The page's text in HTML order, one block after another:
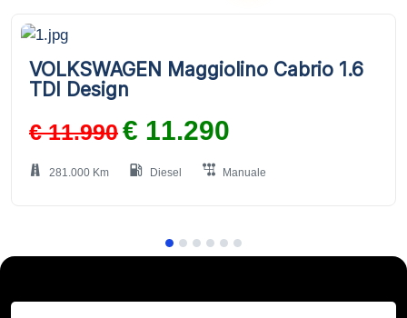
VOLKSWAGEN Maggiolino Cabrio 1.6
TDI Design
€ 11.990€ 11.290
281.000 Km Diesel Manuale